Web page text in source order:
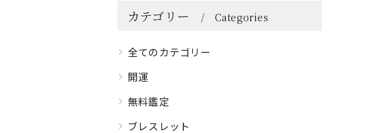
カテゴリー Categories
全てのカテゴリー
開運
無料鑑定
ブレスレット